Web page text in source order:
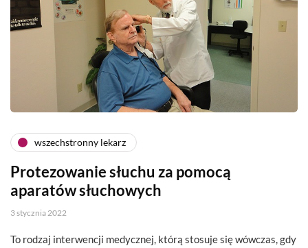
wszechstronny lekarz
Protezowanie słuchu za pomocą
aparatów słuchowych
3 stycznia 2022
To rodzaj interwencji medycznej, którą stosuje się wówczas, gdy